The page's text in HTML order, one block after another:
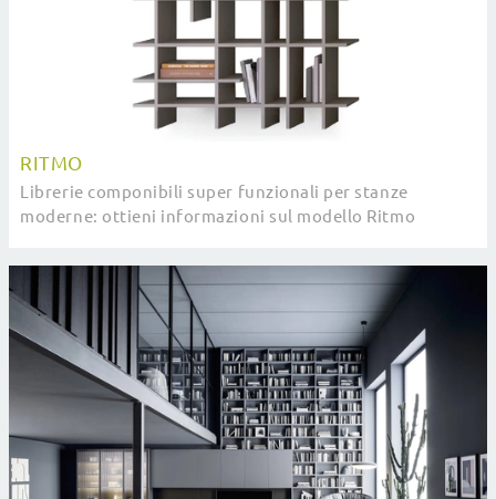
RITMO
Librerie componibili super funzionali per stanze
moderne: ottieni informazioni sul modello Ritmo